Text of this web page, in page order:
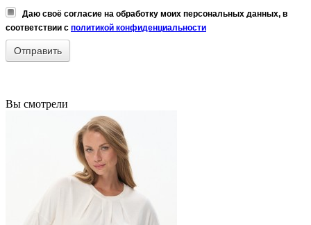
Даю своё согласие на обработку моих персональных данных, в
соответствии с политикой конфиденциальности
Вы смотрели